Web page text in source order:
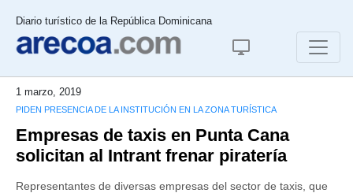
Diario turístico de la República Dominicana
1 marzo, 2019
PIDEN PRESENCIA DE LA INSTITUCIÓN EN LA ZONA TURÍSTICA
Empresas de taxis en Punta Cana
solicitan al Intrant frenar piratería
Representantes de diversas empresas del sector de taxis, que